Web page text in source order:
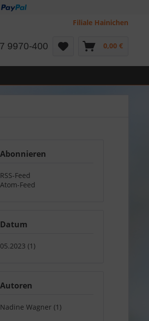
Filiale Hainichen
9970-400 0,00 €
Abonnieren
RSS-Feed
Atom-Feed
Datum
05.2023 (1)
Autoren
Nadine Wagner (1)